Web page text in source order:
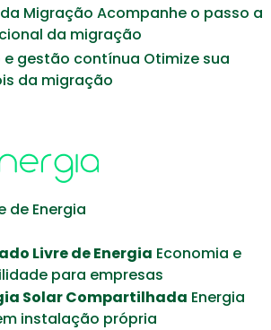
Migração Acompanhe o passo a
da migração
e gestão contínua Otimize sua
da migração
de Energia
Livre de Energia Economia e
para empresas
Solar Compartilhada Energia
instalação própria